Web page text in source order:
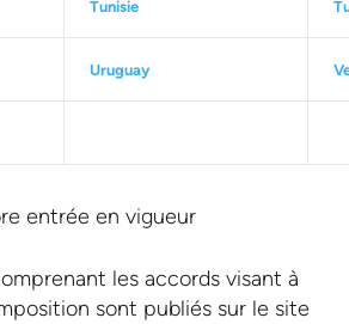
Tunisie
Uruguay
entrée en vigueur
les accords visant à
sont publiés sur le site